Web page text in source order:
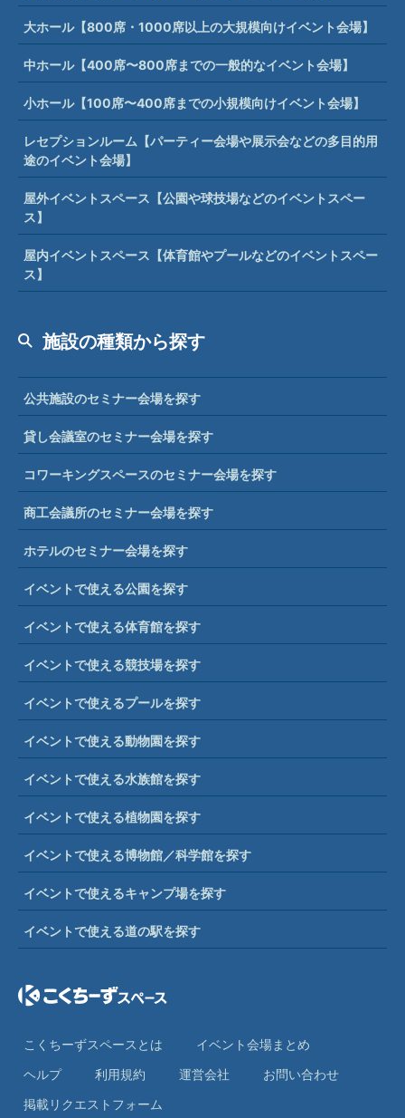
大ホール【800席・1000席以上の大規模向けイベント会場】
中ホール【400席〜800席までの一般的なイベント会場】
小ホール【100席〜400席までの小規模向けイベント会場】
レセプションルーム【パーティー会場や展示会などの多目的用
途のイベント会場】
屋外イベントスペース【公園や球技場などのイベントスペー
ス】
屋内イベントスペース【体育館やプールなどのイベントスペー
ス】
施設の種類から探す
公共施設のセミナー会場を探す
貸し会議室のセミナー会場を探す
コワーキングスペースのセミナー会場を探す
商工会議所のセミナー会場を探す
ホテルのセミナー会場を探す
イベントで使える公園を探す
イベントで使える体育館を探す
イベントで使える競技場を探す
イベントで使えるプールを探す
イベントで使える動物園を探す
イベントで使える水族館を探す
イベントで使える植物園を探す
イベントで使える博物館／科学館を探す
イベントで使えるキャンプ場を探す
イベントで使える道の駅を探す
こくちーずスペースとは
イベント会場まとめ
ヘルプ
利⽤規約 運営会社
お問い合わせ
掲載リクエストフォーム